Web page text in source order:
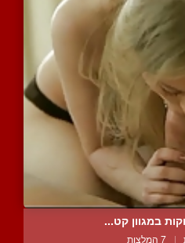
במגוון קט...
| 7 המלצות